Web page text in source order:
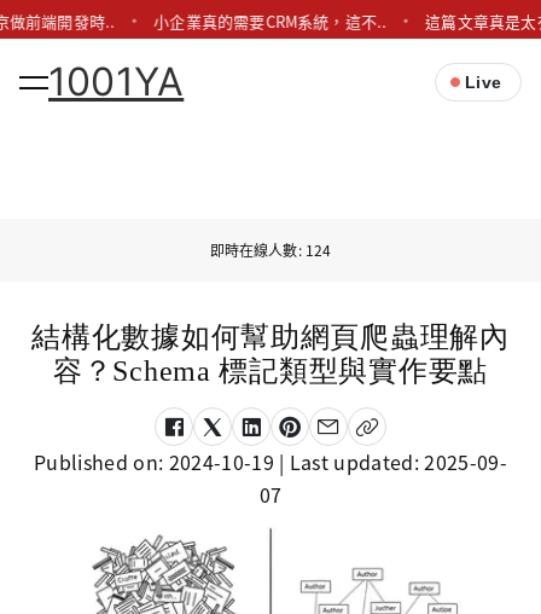
做前端開發時.. 小企業真的需要CRM系統，這不.. 這篇文章真是
1001YA Live
即時在線人數: 124
結構化數據如何幫助網頁爬蟲理解內
容？Schema 標記類型與實作要點
Published on: 2024-10-19 | Last updated:2025-09-
07